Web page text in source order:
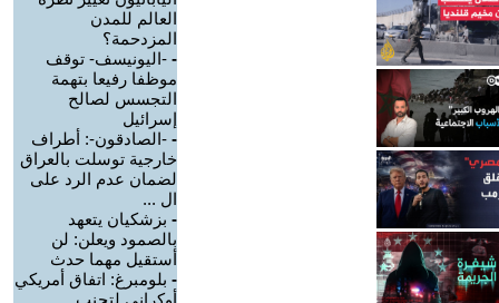
العالم للمدن
المزدحمة؟
- -اليونيسف- توقف
موظفا رفيعا بتهمة
التجسس لصالح
إسرائيل
- -الصادقون-: أطراف
خارجية توسلت بالعراق
لضمان عدم الرد على
ال ...
- بزشكيان يتعهد
بالصمود ويعلن: لن
أستقيل مهما حدث
- بلومبرغ: اتفاق أمريكي
أوكراني لتجنب